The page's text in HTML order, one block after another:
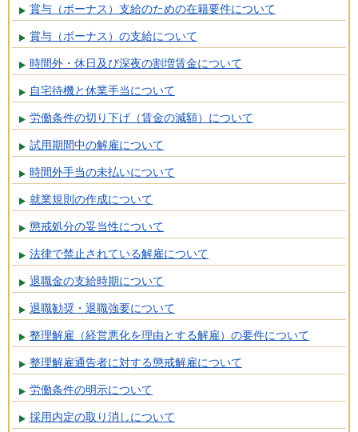
賞与（ボーナス）支給のための在籍要件について
賞与（ボーナス）の支給について
時間外・休日及び深夜の割増賃金について
自宅待機と休業手当について
労働条件の切り下げ（賃金の減額）について
試用期間中の解雇について
時間外手当の未払いについて
就業規則の作成について
懲戒処分の妥当性について
法律で禁止されている解雇について
退職金の支給時期について
退職勧奨・退職強要について
整理解雇（経営悪化を理由とする解雇）の要件について
整理解雇通告者に対する懲戒解雇について
労働条件の明示について
採用内定の取り消しについて